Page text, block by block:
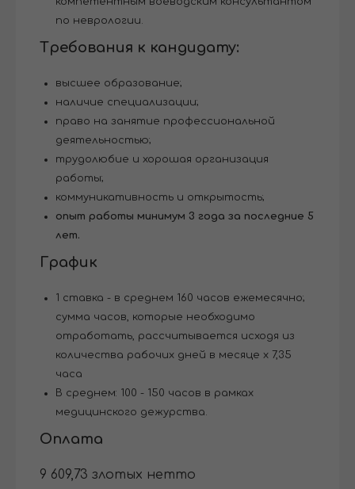
по неврологии.
Требования к кандидату:
высшее образование;
наличие специализации;
право на занятие профессиональной
деятельностью;
трудолюбие и хорошая организация
работы;
коммуникативность и открытость;
опыт работы минимум 3 года за последние 5
лет.
График
1 ставка - в среднем 160 часов ежемесячно;
сумма часов, которые необходимо
отработать, рассчитывается исходя из
количества рабочих дней в месяце x 7,35
часа
В среднем: 100 - 150 часов в рамках
медицинского дежурства.
Оплата
9 609,73 злотых нетто